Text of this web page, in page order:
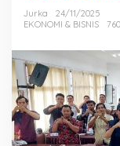
Jurka
24/11/2025
EKONOMI & BISNIS